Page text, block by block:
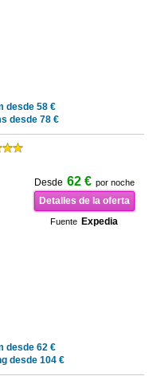
desde 58 €
desde 78 €
Desde 62 € por noche
Detalles de la oferta
Fuente Expedia
desde 62 €
desde 104 €